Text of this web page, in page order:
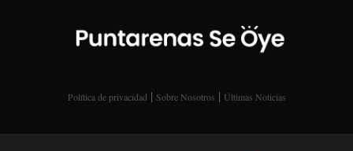
Política de privacidad | Sobre Nosotros | Últimas Noticias